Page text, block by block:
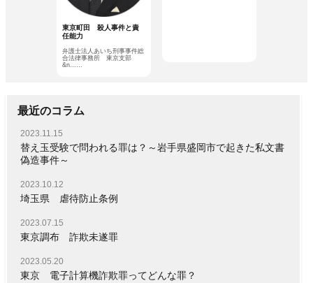
東京町田 殺人事件と責
任能力
弁護士法人あいち刑事事件総
合法律事務所 東京支部
&n……
最近のコラム
2023.11.15
替え玉受験で問われる罪は？～岩手県盛岡市で起きた私文書
偽造事件～
2023.10.12
埼玉県 虐待防止条例
2023.07.15
東京調布 詐欺未遂罪
2023.05.20
東京 電子計算機詐欺罪ってどんな罪？